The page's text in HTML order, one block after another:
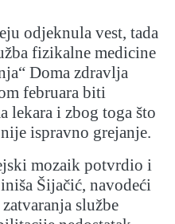
odjeknula vest, tada
fizikalne medicine
Doma zdravlja
februara biti
lekara i zbog toga što
ispravno grejanje.
mozaik potvrdio i
Šijačić, navodeći
službe